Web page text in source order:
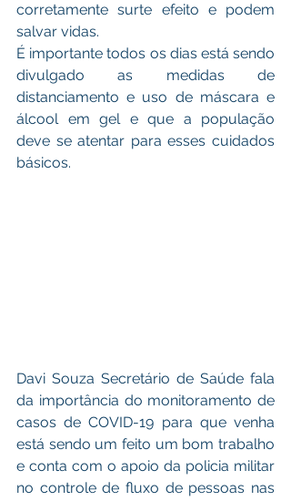
corretamente surte efeito e podem
salvar vidas.
É importante todos os dias está sendo
divulgado as medidas de
distanciamento e uso de máscara e
álcool em gel e que a população
deve se atentar para esses cuidados
básicos.
Davi Souza Secretário de Saúde fala
da importância do monitoramento de
casos de COVID-19 para que venha
está sendo um feito um bom trabalho
e conta com o apoio da policia militar
no controle de fluxo de pessoas nas